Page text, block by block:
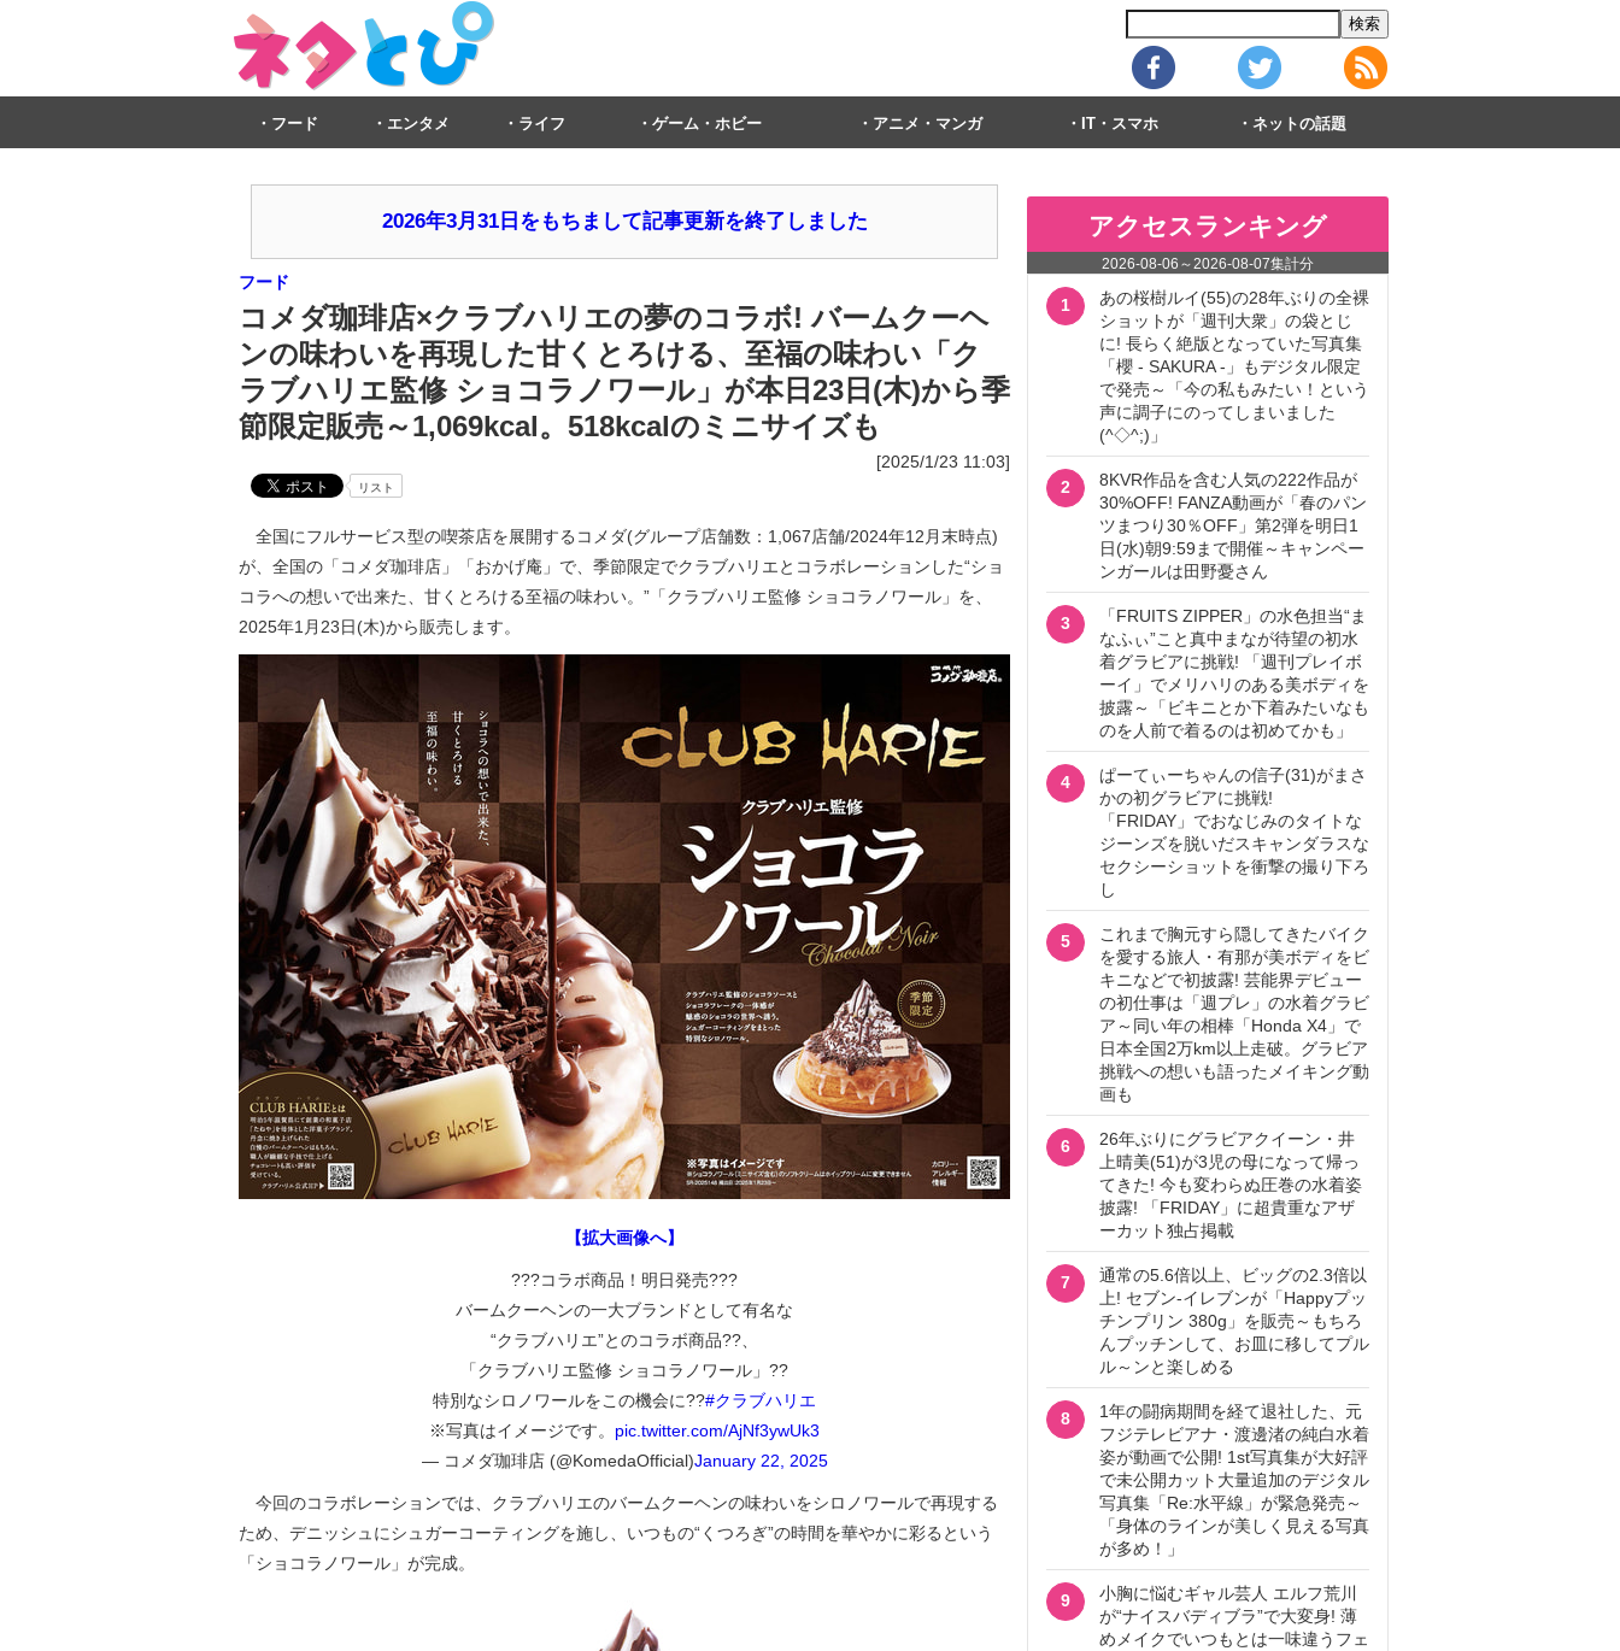
フード エンタメ ライフ ゲーム・ホビー アニメ・マンガ IT・スマホ ネットの話題
2026年3月31日をもちまして記事更新を終了しました
フード
コメダ珈琲店×クラブハリエの夢のコラボ! バームクーヘ
ンの味わいを再現した甘くとろける、至福の味わい「ク
ラブハリエ監修 ショコラノワール」が本日23日(木)から季
節限定販売～1,069kcal。518kcalのミニサイズも
[2025/1/23 11:03]
リスト
全国にフルサービス型の喫茶店を展開するコメダ(グループ店舗数：1,067店舗/2024年12月末時点)
が、全国の「コメダ珈琲店」「おかげ庵」で、季節限定でクラブハリエとコラボレーションした“ショ
コラへの想いで出来た、甘くとろける至福の味わい。”「クラブハリエ監修 ショコラノワール」を、
2025年1月23日(木)から販売します。
【拡大画像へ】
???コラボ商品！明日発売???
バームクーヘンの一大ブランドとして有名な
“クラブハリエ”とのコラボ商品??、
「クラブハリエ監修 ショコラノワール」??
特別なシロノワールをこの機会に??#クラブハリエ
※写真はイメージです。 pic.twitter.com/AjNf3ywUk3
— コメダ珈琲店 (@KomedaOfficial)January 22, 2025
今回のコラボレーションでは、クラブハリエのバームクーヘンの味わいをシロノワールで再現する
ため、デニッシュにシュガーコーティングを施し、いつもの“くつろぎ”の時間を華やかに彩るという
「ショコラノワール」が完成。
アクセスランキング
2026-08-06 ～2026-08-07集計分
1
あの桜樹ルイ(55)の28年ぶりの全裸
ショットが「週刊大衆」の袋とじ
に! 長らく絶版となっていた写真集
「櫻 - SAKURA -」もデジタル限定
で発売～「今の私もみたい！という
声に調子にのってしまいました
(^◇^;)」
2
8KVR作品を含む人気の222作品が
30%OFF! FANZA動画が「春のパン
ツまつり30％OFF」第2弾を明日1
日(水)朝9:59まで開催～キャンペー
ンガールは田野憂さん
3
「FRUITS ZIPPER」の水色担当“ま
なふぃ”こと真中まなが待望の初水
着グラビアに挑戦! 「週刊プレイボ
ーイ」でメリハリのある美ボディを
披露～「ビキニとか下着みたいなも
のを人前で着るのは初めてかも」
4
ぱーてぃーちゃんの信子(31)がまさ
かの初グラビアに挑戦!
「FRIDAY」でおなじみのタイトな
ジーンズを脱いだスキャンダラスな
セクシーショットを衝撃の撮り下ろ
し
5
これまで胸元すら隠してきたバイク
を愛する旅人・有那が美ボディをビ
キニなどで初披露! 芸能界デビュー
の初仕事は「週プレ」の水着グラビ
ア～同い年の相棒「Honda X4」で
日本全国2万km以上走破。グラビア
挑戦への想いも語ったメイキング動
画も
6
26年ぶりにグラビアクイーン・井
上晴美(51)が3児の母になって帰っ
てきた! 今も変わらぬ圧巻の水着姿
披露! 「FRIDAY」に超貴重なアザ
ーカット独占掲載
7
通常の5.6倍以上、ビッグの2.3倍以
上! セブン‐イレブンが「Happyプッ
チンプリン 380g」を販売～もちろ
んプッチンして、お皿に移してプル
ル～ンと楽しめる
8
1年の闘病期間を経て退社した、元
フジテレビアナ・渡邊渚の純白水着
姿が動画で公開! 1st写真集が大好評
で未公開カット大量追加のデジタル
写真集「Re:水平線」が緊急発売～
「身体のラインが美しく見える写真
が多め！」
9
小胸に悩むギャル芸人 エルフ荒川
が“ナイスバディブラ”で大変身! 薄
めメイクでいつもとは一味違うフェ